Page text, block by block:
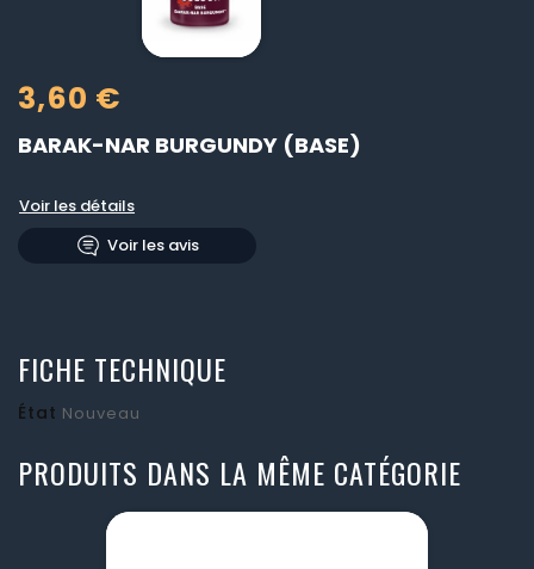
3,60 €
BARAK-NAR BURGUNDY (BASE)
Voir les détails
Voir les avis
FICHE TECHNIQUE
État Nouveau
PRODUITS DANS LA MÊME CATÉGORIE